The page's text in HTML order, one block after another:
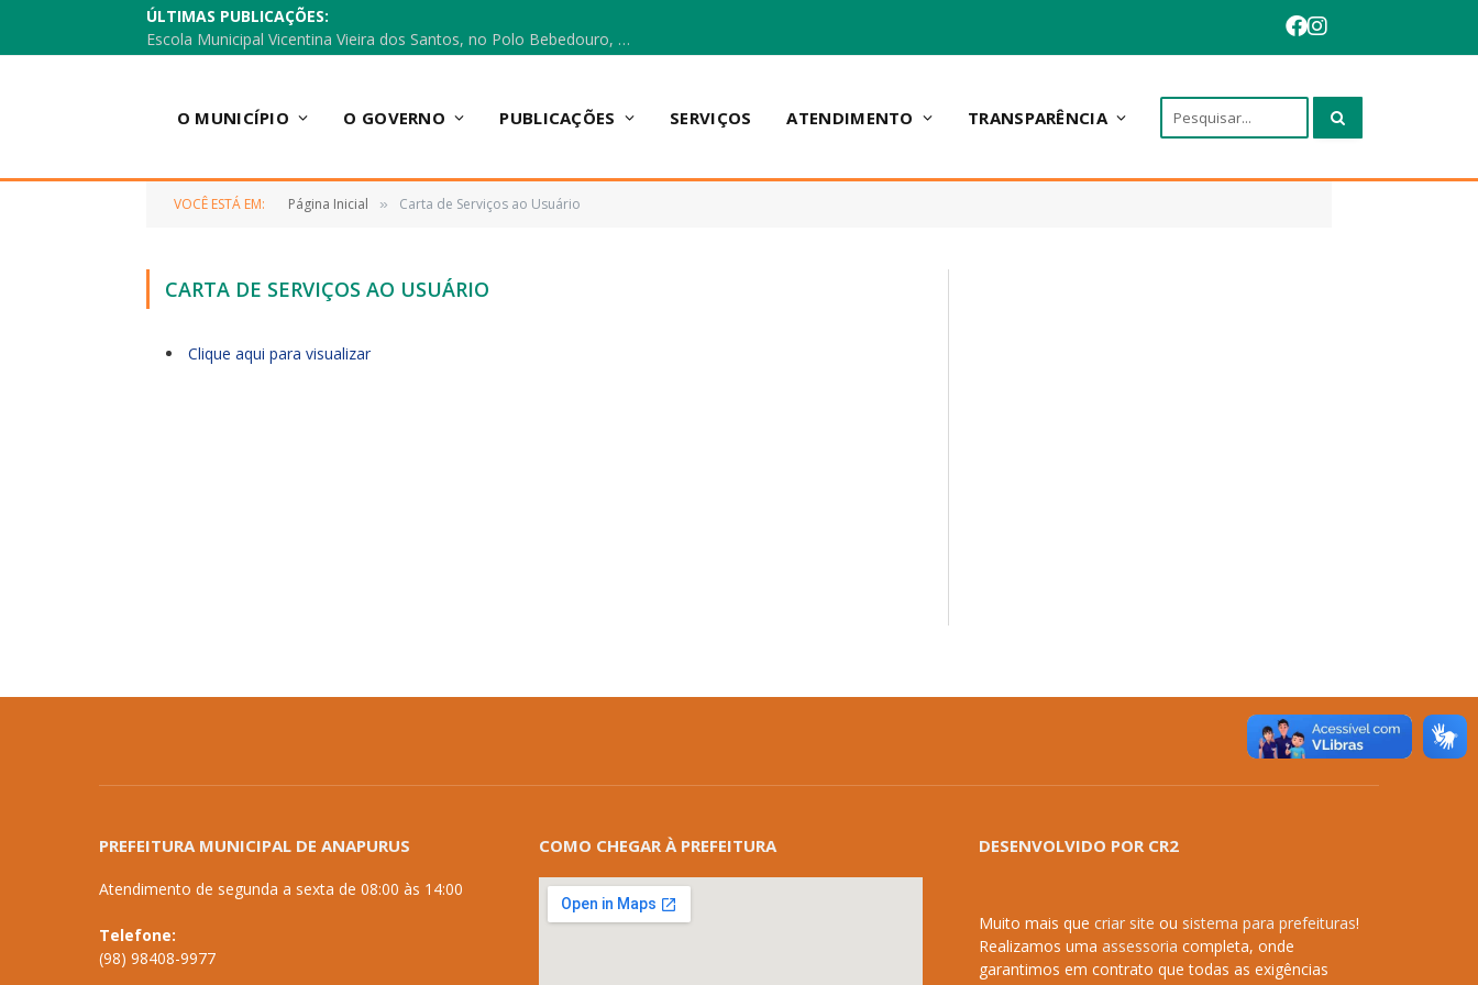
ÚLTIMAS PUBLICAÇÕES:
Escola Municipal Vicentina Vieira dos Santos, no Polo Bebedouro, recebeu materiais para a implantação do Cantinho da Leitura e da Sala Multidisciplinar.
O MUNICÍPIO O GOVERNO PUBLICAÇÕES SERVIÇOS ATENDIMENTO TRANSPARÊNCIA
VOCÊ ESTÁ EM: Página Inicial » Carta de Serviços ao Usuário
CARTA DE SERVIÇOS AO USUÁRIO
Clique aqui para visualizar
PREFEITURA MUNICIPAL DE ANAPURUS
Atendimento de segunda a sexta de 08:00 às 14:00
Telefone:
(98) 98408-9977
COMO CHEGAR À PREFEITURA DESENVOLVIDO POR CR2
Muito mais que criar site ou sistema para prefeituras!
Realizamos uma assessoria completa, onde
garantimos em contrato que todas as exigências